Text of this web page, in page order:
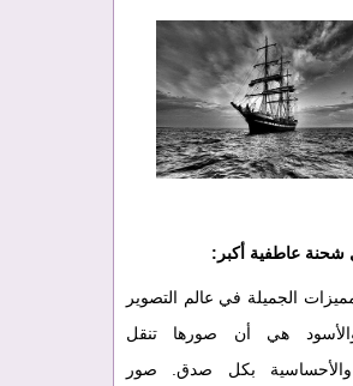
شحنة عاطفية أكبر:
الجميلة في عالم التصوير
والأسود هي أن صورها تنقل
والأحساسية بكل صدق. صور